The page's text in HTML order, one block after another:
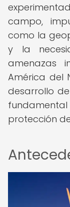
campo,
como la
y la
amenazas
América del
desarrollo
protección